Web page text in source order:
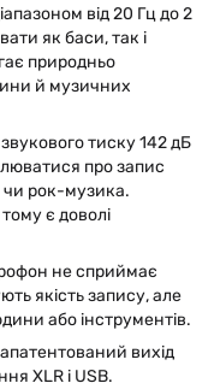
від 20 Гц до 2
як баси, так і
природньо
й музичних
тиску 142 дБ
про запис
чи рок-музика.
є доволі
не сприймає
якість запису, але
або інструментів.
вихід
XLR і USB.